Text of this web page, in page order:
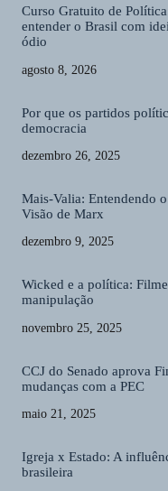
Curso Gratuito de
entender o Brasil com
ódio
agosto 8, 2026
Por que os partidos
democracia
dezembro 26, 2025
Mais-Valia: Entendendo
Visão de Marx
dezembro 9, 2025
Wicked e a política:
manipulação
novembro 25, 2025
CCJ do Senado aprova
mudanças com a PEC
maio 21, 2025
Igreja x Estado: A
brasileira